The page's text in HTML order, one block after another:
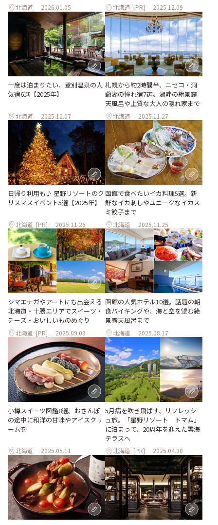
北海道 2026.01.05 北海道 [PR] 2025.12.09
一度は泊まりたい、登別温泉の人
気宿6選【2025年】
北海道 2025.12.07
札幌から約2時間半、ニセコ・洞
爺湖の憧れ宿7選。湖畔の絶景露
天風呂や上質な大人の隠れ家まで
北海道 2025.11.27
日帰り利用も♪ 星野リゾートのク
リスマスイベント5選【2025年】
北海道 [PR] 2025.11.26
函館で食べたいイカ料理5選。新
鮮なイカ刺しやユニークなイカス
ミ餃子まで
北海道 2025.11.25
シマエナガやアートにも出会える
北海道・十勝エリアでスイーツ・
チーズ・おいしいものめぐり
北海道 [PR] 2025.09.09
函館の人気ホテル10選。話題の朝
食バイキングや、海と空を望む絶
景露天風呂まで
北海道 2025.08.17
小樽スイーツ図鑑8選。おさんぽ
の途中に和洋の甘味やアイスクリ
ームを
北海道 2025.05.11
5月病を吹き飛ばす、リフレッシ
ュ旅。「星野リゾート トマム」
に泊まって、20周年を迎えた雲海
テラスへ
北海道 [PR] 2025.04.30